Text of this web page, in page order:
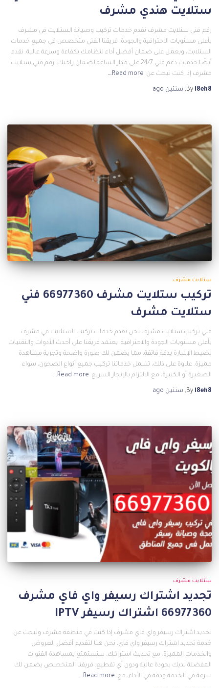
ستلايت هندي مشرف
رقم فني ستلايت مشرف نقدم خدمات تركيب وصيانة الستلايت في مشرف
بأعلى مستويات الاحترافية والجودة. فريقنا الفني متخصص في جميع خدمات
الستلايت، ويعمل على ضمان أفضل أداء لنظامك بكفاءة وسرعة عالية. نقدم
أيضًا خدمات دعم فني 24/7 على مدار الساعة لضمان راحتك. رقم فني ستلايت
مشرف إذا كنت تبحث عن Read more…
By l8eh8
, سنتين
ستلايت مشرف
تركيب ستلايت مشرف 66977360 فني
ستلايت مشرف
فني تركيب ستلايت مشرف نحن نقدم خدمات تركيب الستلايت في مشرف
بأعلى مستويات الجودة والاحترافية. يعتمد فريقنا على أحدث الأدوات والتقنيات
لضبط الإشارة بدقة فائقة، مما يضمن لك صورة واضحة وتجربة مشاهدة
مميزة. علاوة على ذلك، تشمل خدماتنا تركيب جميع أنواع الصحون، سواء
الصغيرة أو الكبيرة، مع الالتزام بالإنجاز السريع Read more…
By l8eh8
, سنتين
ستلايت مشرف
تجديد اشتراك رسيفر واي فاي مشرف
66977360 اشتراك رسيفر IPTV
تجديد اشتراك رسيفر واي فاي مشرف إذا كنت في منطقة مشرف وتبحث عن
خدمة تجديد اشتراك رسيفر واي فاي، نحن هنا لتقديم أفضل العروض
والخدمات المميزة. مع تحديث اشتراكك، ستستمتع بمشاهدة القنوات
المفضلة لديك بجودة عالية ودون أي تقطيع. فريقنا المتخصص يضمن لك
سرعة في الخدمة ودقة في الأداء، مع Read more…